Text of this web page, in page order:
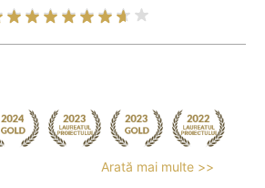
Arată mai multe >>